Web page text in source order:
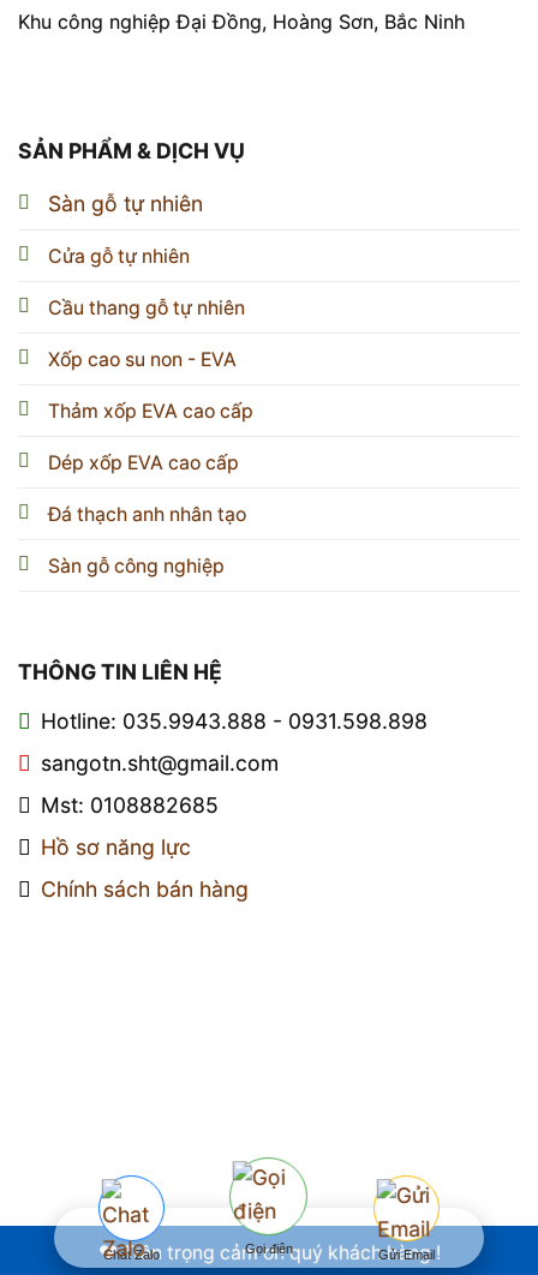
Khu công nghiệp Đại Đồng, Hoàng Sơn, Bắc Ninh
SẢN PHẨM & DỊCH VỤ
Sàn gỗ tự nhiên
Cửa gỗ tự nhiên
Cầu thang gỗ tự nhiên
Xốp cao su non - EVA
Thảm xốp EVA cao cấp
Dép xốp EVA cao cấp
Đá thạch anh nhân tạo
Sàn gỗ công nghiệp
THÔNG TIN LIÊN HỆ
Hotline: 035.9943.888 - 0931.598.898
sangotn.sht@gmail.com
Mst: 0108882685
Hồ sơ năng lực
Chính sách bán hàng
❤️ Trân trọng cảm ơn quý khách hàng !
Chat Zalo Gọi điện Gửi Email